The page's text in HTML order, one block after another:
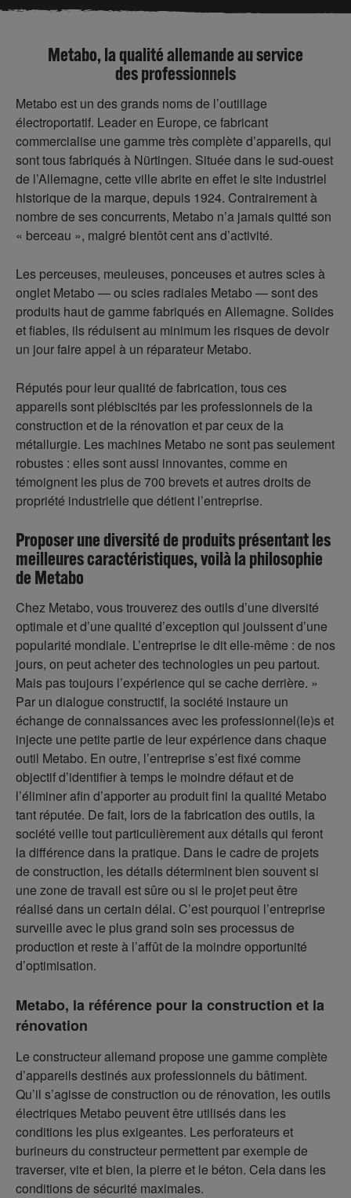
Metabo, la qualité allemande au service
des professionnels
Metabo est un des grands noms de l’outillage
électroportatif. Leader en Europe, ce fabricant
commercialise une gamme très complète d’appareils, qui
sont tous fabriqués à Nürtingen. Située dans le sud-ouest
de l’Allemagne, cette ville abrite en effet le site industriel
historique de la marque, depuis 1924. Contrairement à
nombre de ses concurrents, Metabo n’a jamais quitté son
« berceau », malgré bientôt cent ans d’activité.
Les perceuses, meuleuses, ponceuses et autres scies à
onglet Metabo — ou scies radiales Metabo — sont des
produits haut de gamme fabriqués en Allemagne. Solides
et fiables, ils réduisent au minimum les risques de devoir
un jour faire appel à un réparateur Metabo.
Réputés pour leur qualité de fabrication, tous ces
appareils sont plébiscités par les professionnels de la
construction et de la rénovation et par ceux de la
métallurgie. Les machines Metabo ne sont pas seulement
robustes : elles sont aussi innovantes, comme en
témoignent les plus de 700 brevets et autres droits de
propriété industrielle que détient l’entreprise.
Proposer une diversité de produits présentant les
meilleures caractéristiques, voilà la philosophie
de Metabo
Chez Metabo, vous trouverez des outils d’une diversité
optimale et d’une qualité d’exception qui jouissent d’une
popularité mondiale. L’entreprise le dit elle-même : de nos
jours, on peut acheter des technologies un peu partout.
Mais pas toujours l’expérience qui se cache derrière. »
Par un dialogue constructif, la société instaure un
échange de connaissances avec les professionnel(le)s et
injecte une petite partie de leur expérience dans chaque
outil Metabo. En outre, l’entreprise s’est fixé comme
objectif d’identifier à temps le moindre défaut et de
l’éliminer afin d’apporter au produit fini la qualité Metabo
tant réputée. De fait, lors de la fabrication des outils, la
société veille tout particulièrement aux détails qui feront
la différence dans la pratique. Dans le cadre de projets
de construction, les détails déterminent bien souvent si
une zone de travail est sûre ou si le projet peut être
réalisé dans un certain délai. C’est pourquoi l’entreprise
surveille avec le plus grand soin ses processus de
production et reste à l’affût de la moindre opportunité
d’optimisation.
Metabo, la référence pour la construction et la
rénovation
Le constructeur allemand propose une gamme complète
d’appareils destinés aux professionnels du bâtiment.
Qu’il s’agisse de construction ou de rénovation, les outils
électriques Metabo peuvent être utilisés dans les
conditions les plus exigeantes. Les perforateurs et
burineurs du constructeur permettent par exemple de
traverser, vite et bien, la pierre et le béton. Cela dans les
conditions de sécurité maximales.